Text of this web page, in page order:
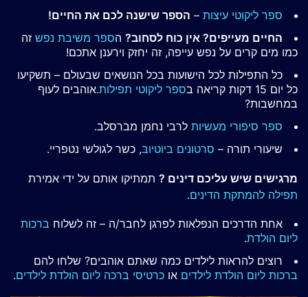
ספר ליקוטי עיצות – הספר שישנה לכם את החיים!
החיים מעייפים? אין כוח לסחוב? הספר משיבת נפש זה
כמו מים קרים על נפש עייפה, זה יחזק וירענן אתכם!
כל התפילות לכל הישועות בכל הנושאים שבעולם – תשקיעו
כל יום 15 דקות קריאה ב
ספר ליקוטי תפילות.אוהבים לעוף
במחשבות?
ספר סיפורי מעשיות לרבי נחמן מברסלב.
שיעורי תורה – סרטונים ביוטיוב, כשר לגולשי נטפריי.
מרגישים שיש עליכם דינים ? תמתיקו אותם על ידי אמירת
תפילה להמתקת הדינים.
אחת הדרכים הנפלאות לפרגן לחבר/ה – זה לשלוח ברכות
ליום הולדת.
רוצים להראות לילדים כמה שאתם אוהבים? שלחו להם
ברכות ליום הולדת לילדים או כרטיסי ברכה ליום הולדת לילדים.